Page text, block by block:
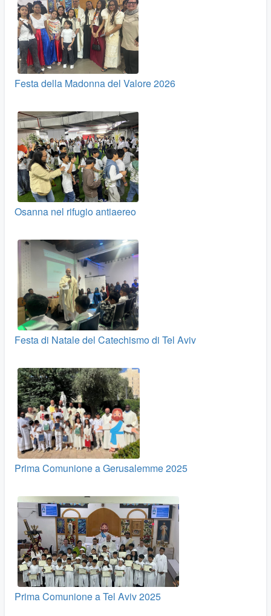
Festa della Madonna del Valore 2026
Osanna nel rifugio antiaereo
Festa di Natale del Catechismo di Tel Aviv
Prima Comunione a Gerusalemme 2025
Prima Comunione a Tel Aviv 2025